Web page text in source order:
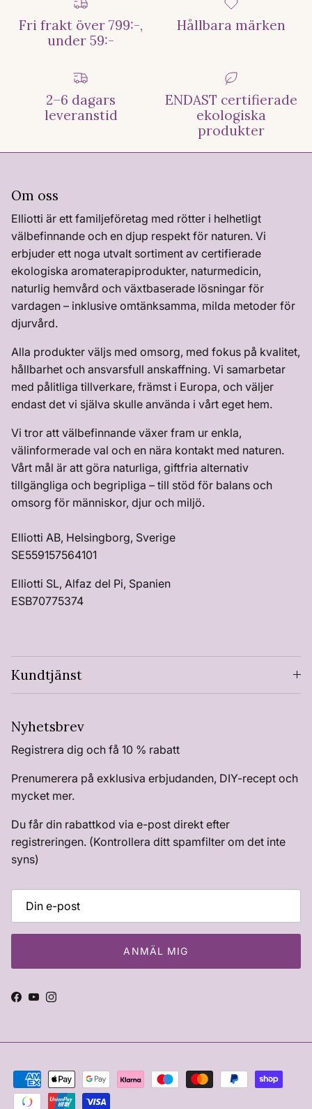
Fri frakt över 799:-,
under 59:-
Hållbara märken
2–6 dagars
leveranstid
ENDAST certifierade
ekologiska
produkter
Om oss
Elliotti är ett familjeföretag med rötter i helhetligt
välbefinnande och en djup respekt för naturen. Vi
erbjuder ett noga utvalt sortiment av certifierade
ekologiska aromaterapiprodukter, naturmedicin,
naturlig hemvård och växtbaserade lösningar för
vardagen – inklusive omtänksamma, milda metoder för
djurvård.
Alla produkter väljs med omsorg, med fokus på kvalitet,
hållbarhet och ansvarsfull anskaffning. Vi samarbetar
med pålitliga tillverkare, främst i Europa, och väljer
endast det vi själva skulle använda i vårt eget hem.
Vi tror att välbefinnande växer fram ur enkla,
välinformerade val och en nära kontakt med naturen.
Vårt mål är att göra naturliga, giftfria alternativ
tillgängliga och begripliga – till stöd för balans och
omsorg för människor, djur och miljö.
Elliotti AB, Helsingborg, Sverige
SE559157564101
Elliotti SL, Alfaz del Pi, Spanien
ESB70775374
Kundtjänst
Nyhetsbrev
Registrera dig och få 10 % rabatt
Prenumerera på exklusiva erbjudanden, DIY-recept och
mycket mer.
Du får din rabattkod via e-post direkt efter
registreringen. (Kontrollera ditt spamfilter om det inte
syns)
ANMÄL MIG
Facebook
YouTube
Instagram